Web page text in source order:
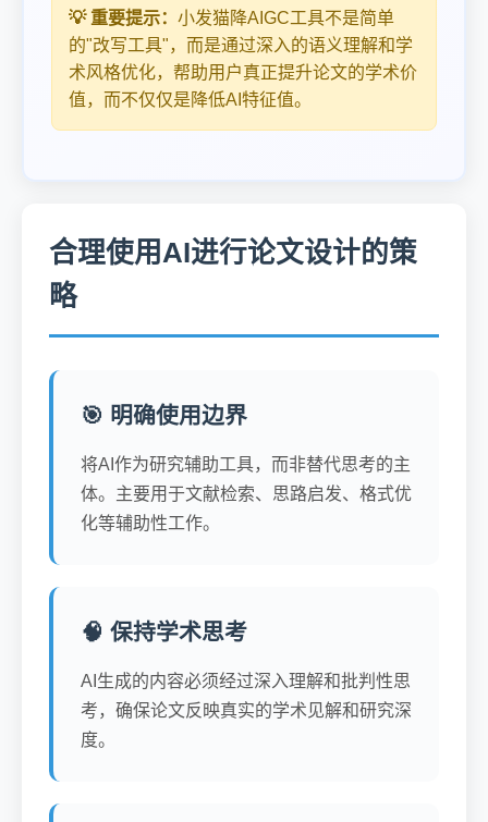
💡 重要提示： 小发猫降AIGC工具不是简单
的"改写工具"，而是通过深入的语义理解和学
术风格优化，帮助用户真正提升论文的学术价
值，而不仅仅是降低AI特征值。
合理使用AI进行论文设计的策
略
🎯 明确使用边界
将AI作为研究辅助工具，而非替代思考的主
体。主要用于文献检索、思路启发、格式优
化等辅助性工作。
🧠 保持学术思考
AI生成的内容必须经过深入理解和批判性思
考，确保论文反映真实的学术见解和研究深
度。